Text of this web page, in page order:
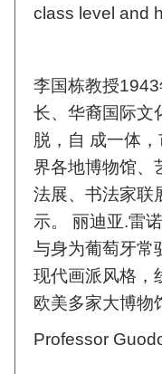
class level and
李国栋教授
长、华裔国际文
脱，自 成一体
界各地博物馆、
法展、书法家联
示。 丽迪亚.雷
与身为葡萄牙常
现代画派风格，
欧美多家大博物
Professor